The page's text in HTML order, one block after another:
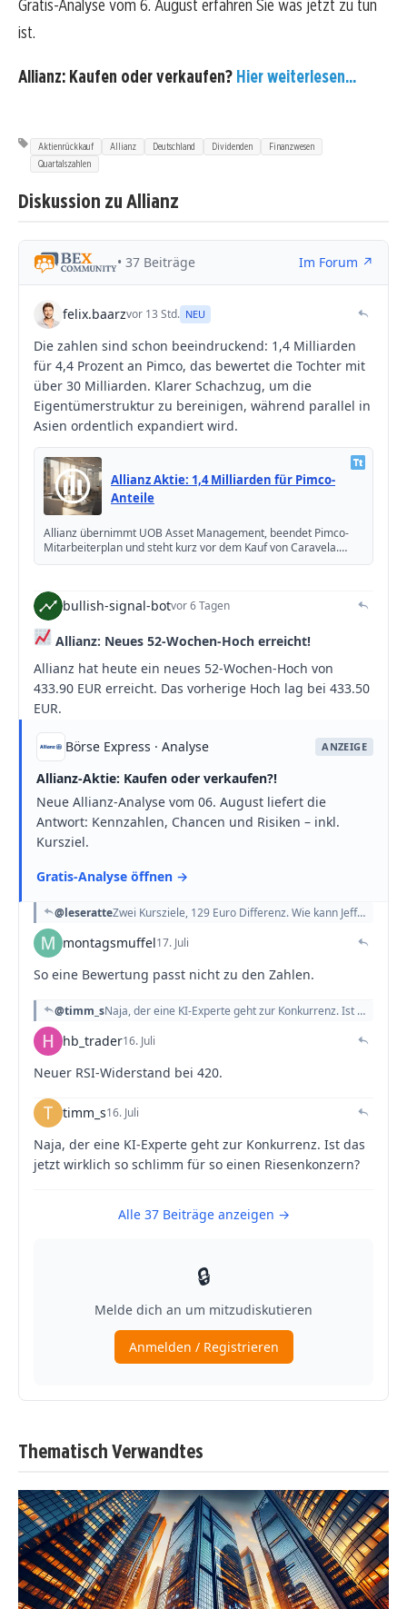
Gratis-Analyse vom 6. August erfahren Sie was jetzt zu tun
ist.
Allianz: Kaufen oder verkaufen? Hier weiterlesen...
Aktienrückkauf Allianz Deutschland Dividenden
Finanzwesen
Quartalszahlen
Diskussion zu Allianz
Thematisch Verwandtes